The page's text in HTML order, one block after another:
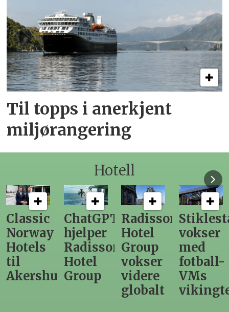
Til topps i anerkjent
miljørangering
Hotell
ChatGPT
hjelper
Radisson
Hotel
Group
Radisson
Hotel
Group
vokser
videre
Stiklestad
vokser
med
fotball-
VMs
vikingtematikk
Fra
direktør
til
nytt